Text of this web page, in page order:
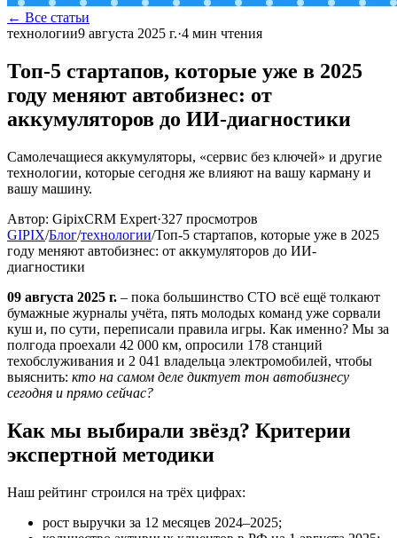
← Все статьи
технологии9 августа 2025 г.·4 мин чтения
Топ-5 стартапов, которые уже в 2025
году меняют автобизнес: от
аккумуляторов до ИИ-диагностики
Самолечащиеся аккумуляторы, «сервис без ключей» и другие
технологии, которые сегодня же влияют на вашу карману и
вашу машину.
Автор: GipixCRM Expert·327 просмотров
GIPIX/Блог/технологии/Топ-5 стартапов, которые уже в 2025
году меняют автобизнес: от аккумуляторов до ИИ-
диагностики
09 августа 2025 г. – пока большинство СТО всё ещё толкают
бумажные журналы учёта, пять молодых команд уже сорвали
куш и, по сути, переписали правила игры. Как именно? Мы за
полгода проехали 42 000 км, опросили 178 станций
техобслуживания и 2 041 владельца электромобилей, чтобы
выяснить: кто на самом деле диктует тон автобизнесу
сегодня и прямо сейчас?
Как мы выбирали звёзд? Критерии
экспертной методики
Наш рейтинг строился на трёх цифрах:
рост выручки за 12 месяцев 2024–2025;